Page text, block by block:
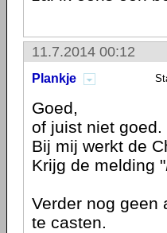
11.7.2014 00:12
Plankje
Goed,
of juist niet goed.
Bij mij werkt de
Krijg de melding "
Verder nog geen
te casten.